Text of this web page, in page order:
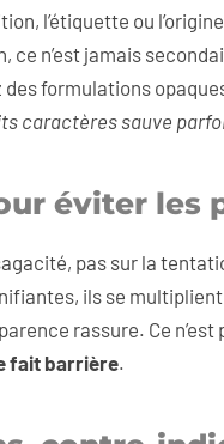
l’étiquette ou
n’est jamais
des formulations
caractères sauve
éviter les
pas sur la
ils se
rassure. Ce
fait barrière.